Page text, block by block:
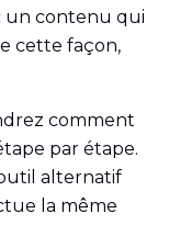
un contenu qui
cette façon,
comment
par étape.
alternatif
la même